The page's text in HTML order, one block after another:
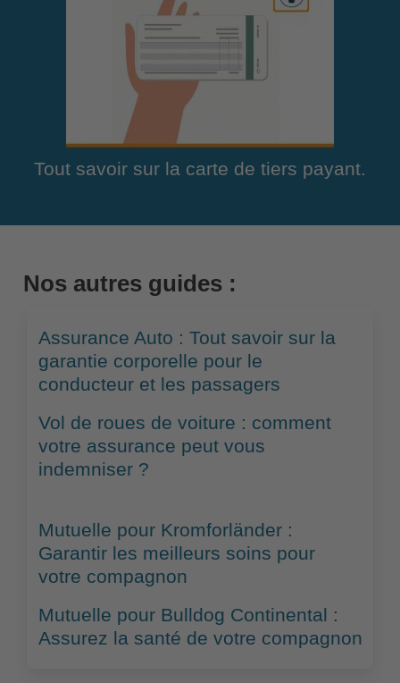
Tout savoir sur la carte de tiers payant.
Nos autres guides :
Assurance Auto : Tout savoir sur la
garantie corporelle pour le
conducteur et les passagers
Vol de roues de voiture : comment
votre assurance peut vous
indemniser ?
Mutuelle pour Kromforländer :
Garantir les meilleurs soins pour
votre compagnon
Mutuelle pour Bulldog Continental :
Assurez la santé de votre compagnon